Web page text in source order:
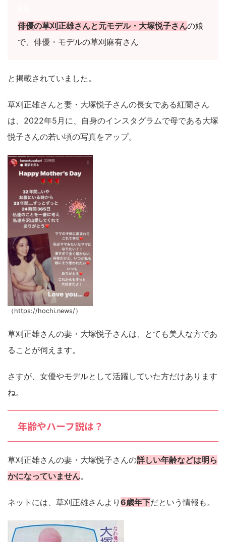
俳優の草刈正雄さんと元モデル・大塚悦子さんの娘
で、俳優・モデルの草刈麻有さん
と掲載されていました。
草刈正雄さんと妻・大塚悦子さんの長女である紅蘭さん
は、2022年5月に、自身のインスタグラムで母である大塚
悦子さんの若い頃の写真をアップ。
（https://hochi.news/）
草刈正雄さんの妻・大塚悦子さんは、とても美人な方であ
ることが伺えます。
さすが、女優やモデルとして活躍していた方だけあります
ね。
年齢やハーフ説は？
草刈正雄さんの妻・大塚悦子さんの詳しい年齢などは明ら
かになっていません。
ネットには、草刈正雄さんより 6歳年下だという情報も。